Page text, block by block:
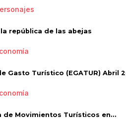
república de las abejas
Gasto Turístico (EGATUR) Abril
de Movimientos Turísticos en...